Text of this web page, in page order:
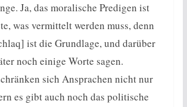
Ja, das moralische Predigen ist
was vermittelt werden muss, denn
ist die Grundlage, und darüber
noch einige Worte sagen.
sich Ansprachen nicht nur
es gibt auch noch das politische